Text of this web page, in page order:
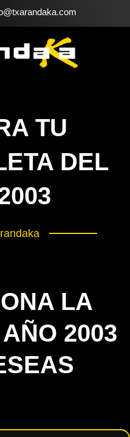
@txarandaka.com
TU
DEL
LA
2003